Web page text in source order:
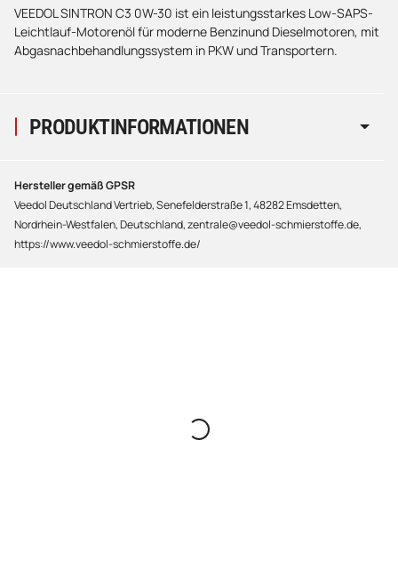
PRODUKTINFORMATIONEN
VEEDOL SINTRON C3 0W-30 ist ein leistungsstarkes Low-SAPS-
Leichtlauf-Motorenöl für moderne Benzinund Dieselmotoren, mit
Abgasnachbehandlungssystem in PKW und Transportern.
Hersteller gemäß GPSR
Veedol Deutschland Vertrieb, Senefelderstraße 1, 48282 Emsdetten,
Nordrhein-Westfalen, Deutschland, zentrale@veedol-schmierstoffe.de,
https://www.veedol-schmierstoffe.de/